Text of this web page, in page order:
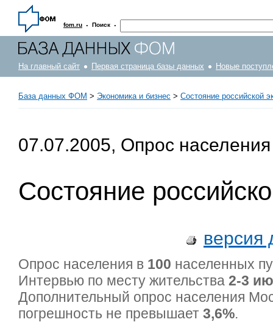
fom.ru · Поиск ·
На главный сайт Первая страница базы данных Новые
База данных ФОМ > Экономика и бизнес > Состояние российской
07.07.2005, Опрос населения
Состояние
версия
Опрос населения в 100 населенных
Интервью по месту жительства 2-3
Дополнительный опрос населения
погрешность не превышает 3,6%.